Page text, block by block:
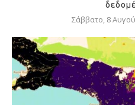
Σάββατο, 8